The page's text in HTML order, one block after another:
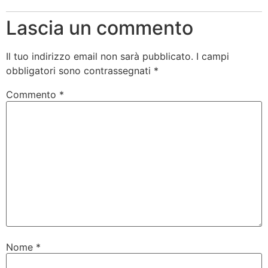
Lascia un commento
Il tuo indirizzo email non sarà pubblicato. I campi
obbligatori sono contrassegnati *
Commento *
Nome *